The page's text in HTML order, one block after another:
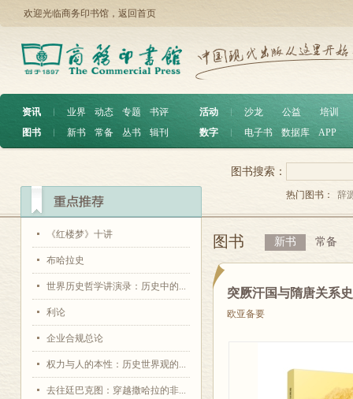
欢迎光临商务印书馆， 返回首页
资讯 ︱ 业界 动态 专题
书评
图书
︱ 新书 常备 丛书 辑刊
活动 沙龙 公益
培训
数字
电子书 数据库 APP
《红楼梦》十讲
布哈拉史
世界历史哲学讲演录：历史中的...
利论
企业合规总论
权力与人的本性：历史世界观的...
去往廷巴克图：穿越撒哈拉的非...
图书搜索：
热门图书： 辞
图书 新书 常备
突厥汗国与隋唐关系
欧亚备要